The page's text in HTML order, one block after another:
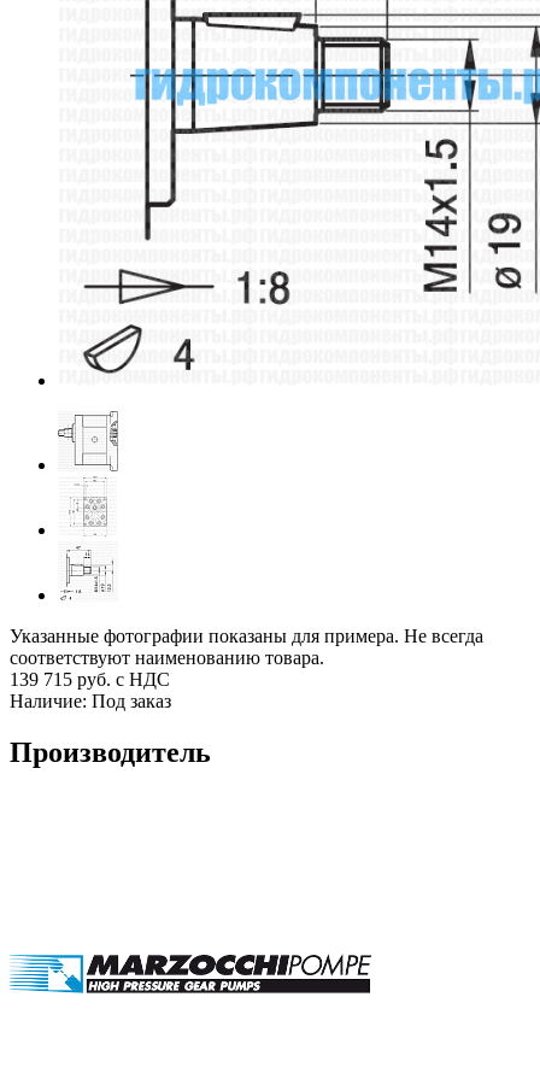
Указанные фотографии показаны для примера. Не всегда
соответствуют наименованию товара.
139 715 руб. с НДС
Наличие: Под заказ
Производитель